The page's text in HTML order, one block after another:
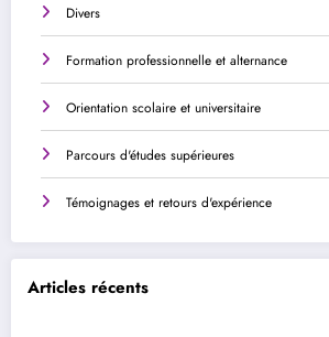
Divers
Formation professionnelle et alternance
Orientation scolaire et universitaire
Parcours d'études supérieures
Témoignages et retours d'expérience
Articles récents